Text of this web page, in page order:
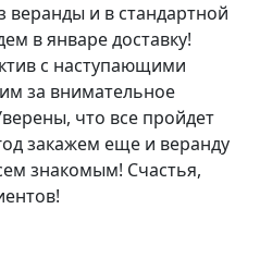
веранды и в стандартной
в январе доставку!
с наступающими
за внимательное
что все пройдет
закажем еще и веранду
знакомым! Счастья,